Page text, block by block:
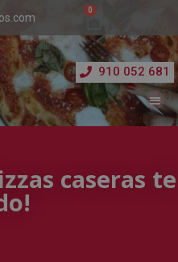
910 052 681
caseras te